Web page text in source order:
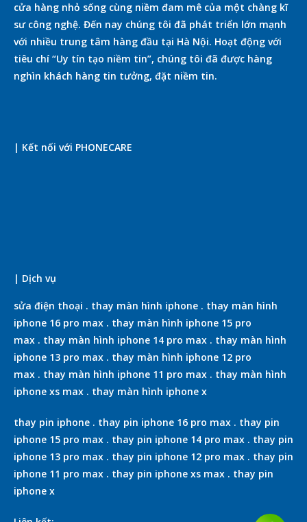
cửa hàng nhỏ sống cùng niềm đam mê của một chàng kĩ
sư công nghệ. Đến nay chúng tôi đã phát triển lớn mạnh
với nhiều trung tâm hàng đầu tại Hà Nội. Hoạt động với
tiêu chí “Uy tín tạo niềm tin”, chúng tôi đã được hàng
nghìn khách hàng tin tưởng, đặt niềm tin.
| Kết nối với PHONECARE
| Dịch vụ
sửa điện thoại . thay màn hình iphone . thay màn hình
iphone 16 pro max . thay màn hình iphone 15 pro
max . thay màn hình iphone 14 pro max . thay màn hình
iphone 13 pro max . thay màn hình iphone 12 pro
max . thay màn hình iphone 11 pro max . thay màn hình
iphone xs max . thay màn hình iphone x
thay pin iphone . thay pin iphone 16 pro max . thay pin
iphone 15 pro max . thay pin iphone 14 pro max . thay pin
iphone 13 pro max . thay pin iphone 12 pro max . thay pin
iphone 11 pro max . thay pin iphone xs max . thay pin
iphone x